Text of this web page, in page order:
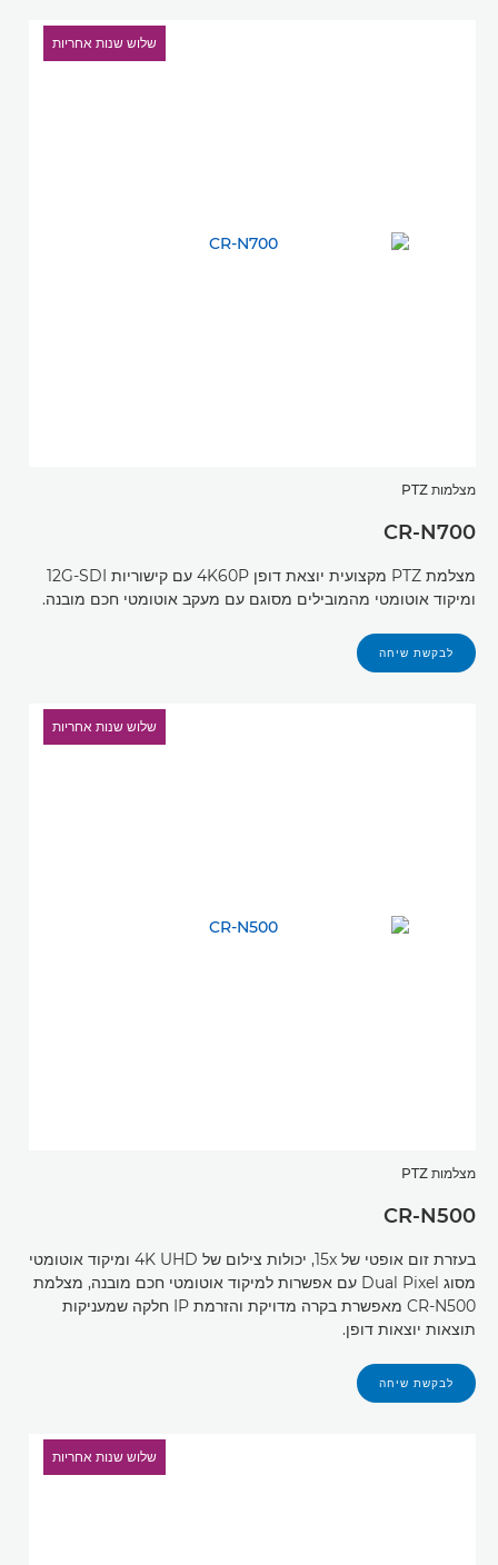
שלוש שנות אחריות
מצלמות PTZ
CR-N700
מצלמת PTZ מקצועית יוצאת דופן 4K60P עם קישוריות 12G-SDI
ומיקוד אוטומטי מהמובילים מסוגם עם מעקב אוטומטי חכם מובנה.
לבקשת שיחה
שלוש שנות אחריות
מצלמות PTZ
CR-N500
בעזרת זום אופטי של 15x, יכולות צילום של 4K UHD ומיקוד אוטומטי
מסוג Dual Pixel עם אפשרות למיקוד אוטומטי חכם מובנה, מצלמת
CR-N500 מאפשרת בקרה מדויקת והזרמת IP חלקה שמעניקות
תוצאות יוצאות דופן.
לבקשת שיחה
שלוש שנות אחריות